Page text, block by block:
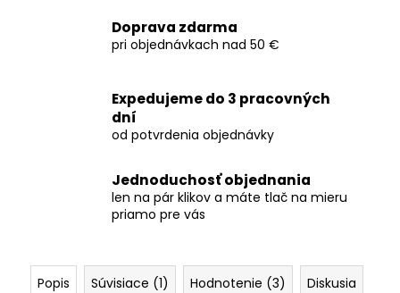
Doprava zdarma
pri objednávkach nad 50 €
Expedujeme do 3 pracovných
dní
od potvrdenia objednávky
Jednoduchosť objednania
len na pár klikov a máte tlač na mieru
priamo pre vás
Popis Súvisiace (1) Hodnotenie (3) Diskusia